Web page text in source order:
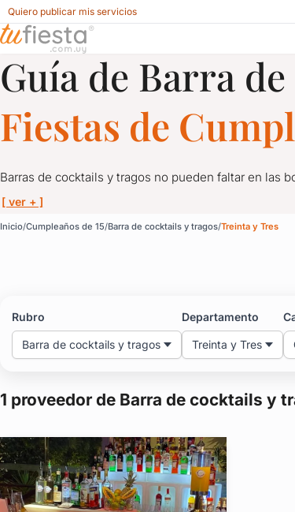
Quiero publicar mis servicios
Barra de cocktails y tragos para Cumpleaños de
Guía de Barra
Fiestas de
Barras de cocktails y tragos no pueden faltar en las
[ ver + ]
Inicio Cumpleaños de 15 Barra de cocktails y tragos Treinta y Tres
Rubro
Barra de cocktails y tragos
Departamento
Treinta y Tres
1 proveedor de Barra de cocktails y
Barra de cocktails y
Barras de cocktails y tragos no pueden faltar en las
Solicitá cotización a proveedores de cocktails y
Ideal para casamientos, bodas, eventos